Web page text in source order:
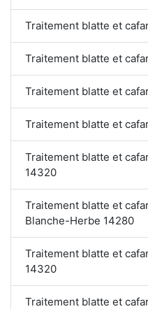
Traitement blatte et
Traitement blatte et
Traitement blatte et
Traitement blatte et
Traitement blatte et
14320
Traitement blatte et
Blanche-Herbe 14280
Traitement blatte et
14320
Traitement blatte et